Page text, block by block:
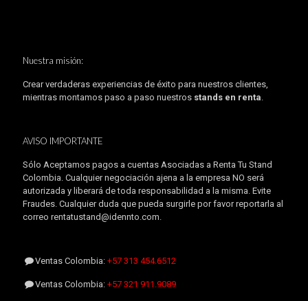
Nuestra misión:
Crear verdaderas experiencias de éxito para nuestros clientes,
mientras montamos paso a paso nuestros stands en renta.
AVISO IMPORTANTE
Sólo Aceptamos pagos a cuentas Asociadas a Renta Tu Stand
Colombia. Cualquier negociación ajena a la empresa NO será
autorizada y liberará de toda responsabilidad a la misma. Evite
Fraudes. Cualquier duda que pueda surgirle por favor reportarla al
correo rentatustand@idennto.com.
Ventas Colombia:+57 313 454.6512
Ventas Colombia:+57 321 911.9089